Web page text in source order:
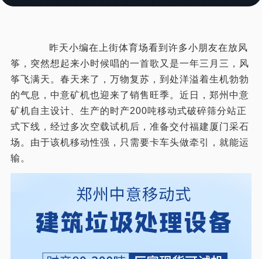
昨天小编在上街体育场看到许多小朋友在放风
筝，突然想起来小时候唱的一首歌又是一年三月三，风
筝飞满天。春天来了，万物复苏，到处洋溢着生机勃勃
的气息，中意矿机也迎来了销售旺季。近日，郑州中意
矿机自主设计、生产的时产200吨移动式破碎筛分站正
式下线，经过多次空载试机后，准备交付福建厦门采石
场。由于该机移动性强，只需要卡车头做牵引，就能运
输。